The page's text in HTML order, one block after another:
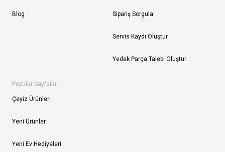
Blog Sipariş Sorgula
Servis Kaydı Oluştur
Yedek Parça Talebi Oluştur
Popüler Sayfalar
Çeyiz Ürünleri
Yeni Ürünler
Yeni Ev Hediyeleri